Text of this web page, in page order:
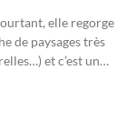
elle regorge
de paysages très
et c’est un…